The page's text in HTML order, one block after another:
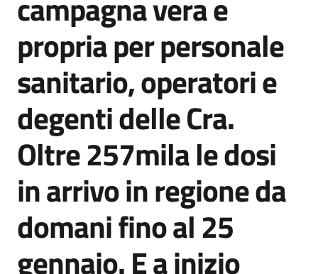
Seguici
campagna vera e
propria per personale
sanitario, operatori e
degenti delle Cra.
Oltre 257mila le dosi
in arrivo in regione da
domani fino al 25
gennaio. E a inizio